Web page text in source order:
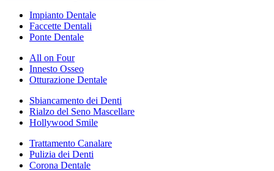
Impianto Dentale
Faccette Dentali
Ponte Dentale
All on Four
Innesto Osseo
Otturazione Dentale
Sbiancamento dei Denti
Rialzo del Seno Mascellare
Hollywood Smile
Trattamento Canalare
Pulizia dei Denti
Corona Dentale